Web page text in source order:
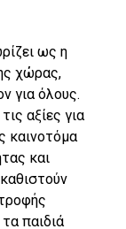
ως η
χώρας,
για όλους.
αξίες για
καινοτόμα
και
παιδιά